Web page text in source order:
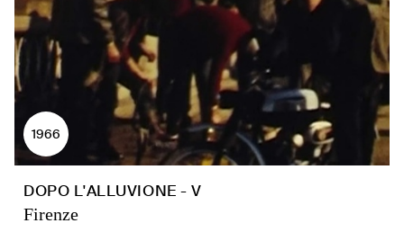
1966
DOPO L'ALLUVIONE - V
Firenze